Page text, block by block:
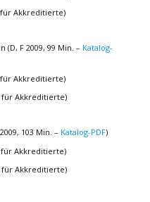
für Akkreditierte)
(D, F 2009, 99 Min. – Katalog-
für Akkreditierte)
für Akkreditierte)
103 Min. – Katalog-PDF)
für Akkreditierte)
für Akkreditierte)